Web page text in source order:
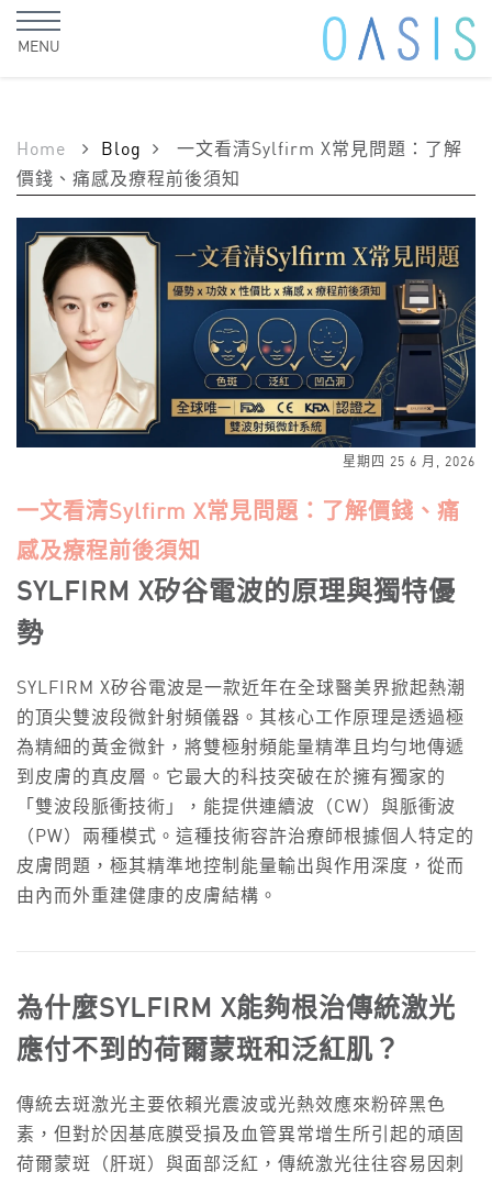
MENU
Home Blog
一文看清Sylfirm X常見問題：了解
價錢、痛感及療程前後須知
星期四 25 6 月, 2026
一文看清Sylfirm X常見問題：了解價錢、痛
感及療程前後須知
SYLFIRM X矽谷電波的原理與獨特優
勢
SYLFIRM X矽谷電波是一款近年在全球醫美界掀起熱潮
的頂尖雙波段微針射頻儀器。其核心工作原理是透過極
為精細的黃金微針，將雙極射頻能量精準且均勻地傳遞
到皮膚的真皮層。它最大的科技突破在於擁有獨家的
「雙波段脈衝技術」，能提供連續波（CW）與脈衝波
（PW）兩種模式。這種技術容許治療師根據個人特定的
皮膚問題，極其精準地控制能量輸出與作用深度，從而
由內而外重建健康的皮膚結構。
為什麼SYLFIRM X能夠根治傳統激光
應付不到的荷爾蒙斑和泛紅肌？
傳統去斑激光主要依賴光震波或光熱效應來粉碎黑色
素，但對於因基底膜受損及血管異常增生所引起的頑固
荷爾蒙斑（肝斑）與面部泛紅，傳統激光往往容易因刺